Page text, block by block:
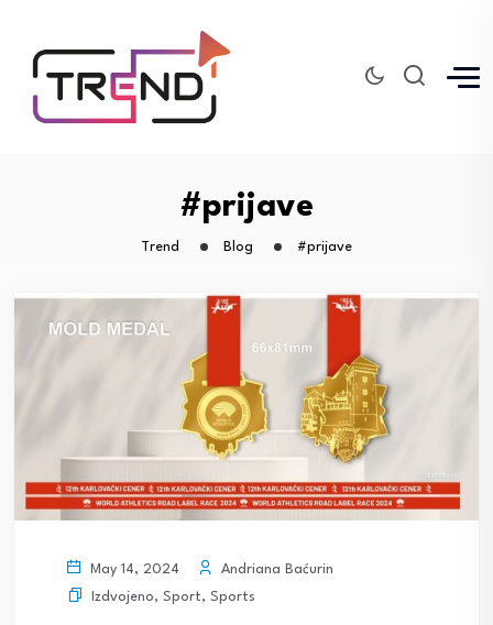
#prijave
Trend Blog #prijave
May 14, 2024
Andriana Baćurin
Izdvojeno, Sport, Sports